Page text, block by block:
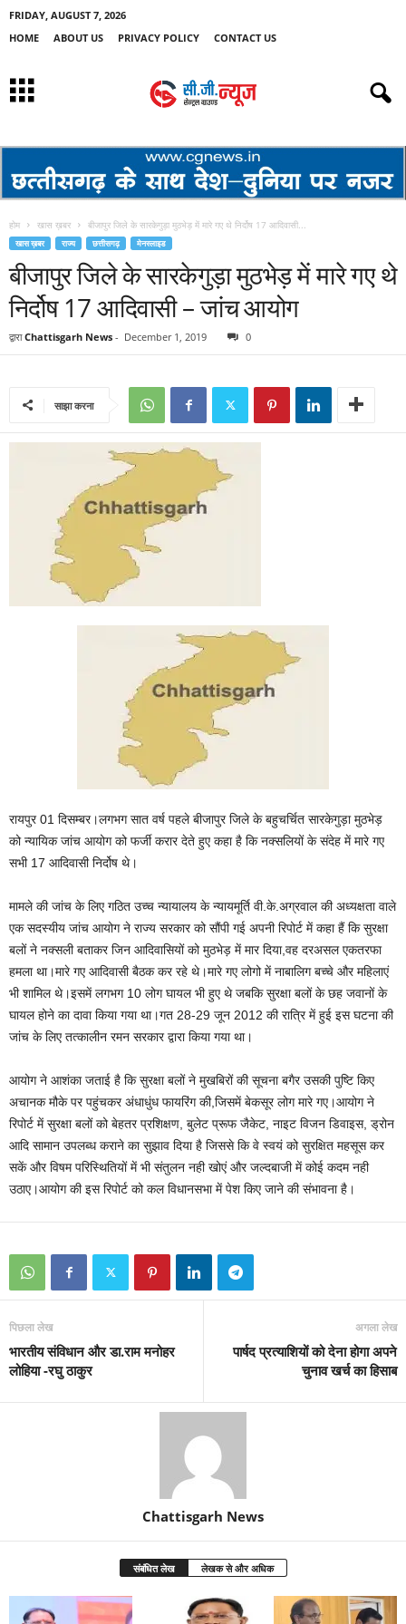
FRIDAY, AUGUST 7, 2026
HOME
ABOUT US PRIVACY POLICY CONTACT US
होम खास ख़बर बीजापुर जिले के सारकेगुड़ा मुठभेड़ में मारे गए थे निर्दोष 17 आदिवासी...
खास ख़बर राज्य छत्तीसगढ़ मेनस्लाइड
बीजापुर जिले के सारकेगुड़ा मुठभेड़ में मारे गए थे
निर्दोष 17 आदिवासी – जांच आयोग
द्वारा Chattisgarh News - December 1, 2019 0
साझा करना
रायपुर 01 दिसम्बर।लगभग सात वर्ष पहले बीजापुर जिले के बहुचर्चित सारकेगुड़ा मुठभेड़
को न्यायिक जांच आयोग को फर्जी करार देते हुए कहा है कि नक्सलियों के संदेह में मारे गए
सभी 17 आदिवासी निर्दोष थे।
मामले की जांच के लिए गठित उच्च न्यायालय के न्यायमूर्ति वी.के.अग्रवाल की अध्यक्षता वाले
एक सदस्यीय जांच आयोग ने राज्य सरकार को सौंपी गई अपनी रिपोर्ट में कहा हैं कि सुरक्षा
बलों ने नक्सली बताकर जिन आदिवासियों को मुठभेड़ में मार दिया,वह दरअसल एकतरफा
हमला था।मारे गए आदिवासी बैठक कर रहे थे।मारे गए लोगो में नाबालिग बच्चे और महिलाएं
भी शामिल थे।इसमें लगभग 10 लोग घायल भी हुए थे जबकि सुरक्षा बलों के छह जवानों के
घायल होने का दावा किया गया था।गत 28-29 जून 2012 की रात्रि में हुई इस घटना की
जांच के लिए तत्कालीन रमन सरकार द्वारा किया गया था।
आयोग ने आशंका जताई है कि सुरक्षा बलों ने मुखबिरों की सूचना बगैर उसकी पुष्टि किए
अचानक मौके पर पहुंचकर अंधाधुंध फायरिंग की,जिसमें बेकसूर लोग मारे गए।आयोग ने
रिपोर्ट में सुरक्षा बलों को बेहतर प्रशिक्षण, बुलेट प्रूफ जैकेट, नाइट विजन डिवाइस, ड्रोन
आदि सामान उपलब्ध कराने का सुझाव दिया है जिससे कि वे स्वयं को सुरक्षित महसूस कर
सकें और विषम परिस्थितियों में भी संतुलन नही खोएं और जल्दबाजी में कोई कदम नही
उठाए।आयोग की इस रिपोर्ट को कल विधानसभा में पेश किए जाने की संभावना है।
पिछला लेख
भारतीय संविधान और डा.राम मनोहर
लोहिया -रघु ठाकुर
अगला लेख
पार्षद प्रत्याशियों को देना होगा अपने
चुनाव खर्च का हिसाब
Chattisgarh News
संबंधित लेख लेखक से और अधिक